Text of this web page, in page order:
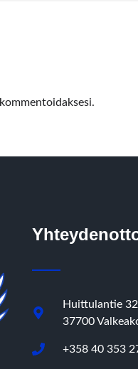
kommentoidaksesi.
Huittulantie
37700
+358 40 353